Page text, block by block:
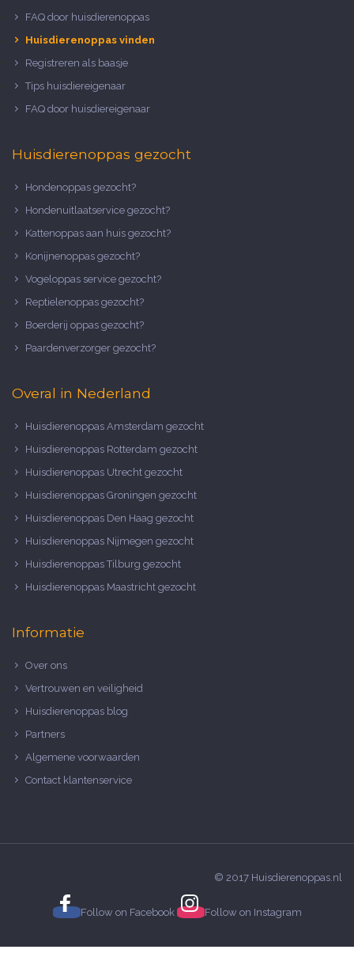
FAQ door huisdierenoppas
Huisdierenoppas vinden
Registreren als baasje
Tips huisdiereigenaar
FAQ door huisdiereigenaar
Huisdierenoppas gezocht
Hondenoppas gezocht?
Hondenuitlaatservice gezocht?
Kattenoppas aan huis gezocht?
Konijnenoppas gezocht?
Vogeloppas service gezocht?
Reptielenoppas gezocht?
Boerderij oppas gezocht?
Paardenverzorger gezocht?
Overal in Nederland
Huisdierenoppas Amsterdam gezocht
Huisdierenoppas Rotterdam gezocht
Huisdierenoppas Utrecht gezocht
Huisdierenoppas Groningen gezocht
Huisdierenoppas Den Haag gezocht
Huisdierenoppas Nijmegen gezocht
Huisdierenoppas Tilburg gezocht
Huisdierenoppas Maastricht gezocht
Informatie
Over ons
Vertrouwen en veiligheid
Huisdierenoppas blog
Partners
Algemene voorwaarden
Contact klantenservice
© 2017 Huisdierenoppas.nl
Follow on Facebook Follow on Instagram